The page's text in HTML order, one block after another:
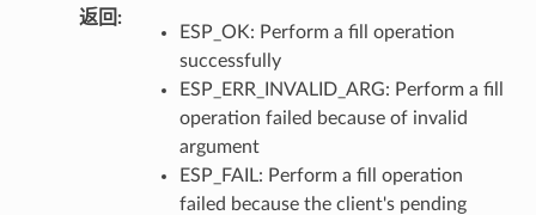
返回 :
ESP_OK: Perform a fill operation
successfully
ESP_ERR_INVALID_ARG: Perform a fill
operation failed because of invalid
argument
ESP_FAIL: Perform a fill operation
failed because the client's pending